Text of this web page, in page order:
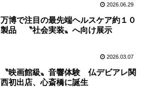
2026.06.29
万博で注目の最先端ヘルスケア約１０
製品 〝社会実装〟へ向け展示
2026.03.07
〝映画館級〟音響体験 仏デビアレ関
西初出店、心斎橋に誕生